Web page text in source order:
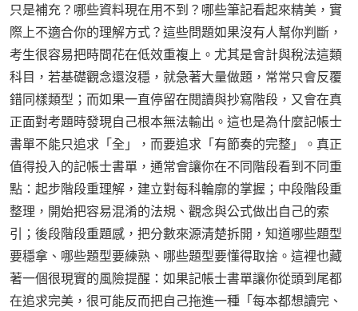
只是補充？哪些資料現在用不到？哪些筆記看起來精美，實
際上不適合你的理解方式？這些問題如果沒有人幫你判斷，
考生很容易把時間花在低效重複上。尤其是會計與稅法這類
科目，若基礎觀念還沒穩，就急著大量做題，常常只會反覆
錯同樣類型；而如果一直停留在閱讀與抄寫階段，又會在真
正面對考題時發現自己根本無法輸出。這也是為什麼記帳士
書單不能只追求「全」，而要追求「有節奏的完整」。真正
值得投入的記帳士書單，通常會讓你在不同階段看到不同重
點：起步階段重理解，建立對每科輪廓的掌握；中段階段重
整理，開始把容易混淆的法規、觀念與公式做出自己的索
引；後段階段重題感，把分數來源清楚拆開，知道哪些題型
要穩拿、哪些題型要練熟、哪些題型要懂得取捨。這裡也藏
著一個很現實的風險提醒：如果記帳士書單讓你從頭到尾都
在追求完美，很可能反而把自己拖進一種「每本都想讀完、